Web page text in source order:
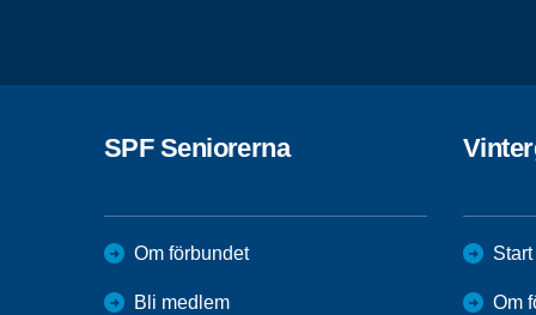
SPF Seniorerna
Om förbundet
Bli medlem
Start
Om